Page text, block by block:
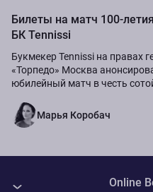
Билеты на матч 100-
БК Tennissi
Букмекер Tennissi на правах
«Торпедо» Москва
юбилейный матч в честь
Марья Коробач
Online